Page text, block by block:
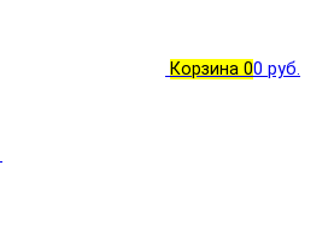
Корзина 00 руб.